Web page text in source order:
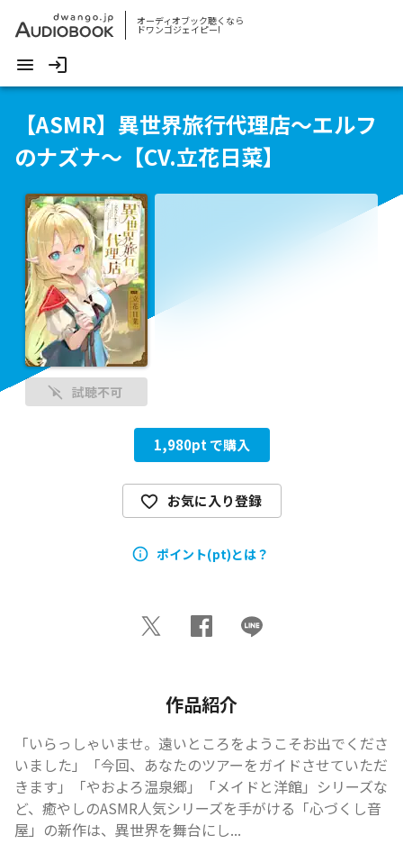
オーディオブック聴くなら
ドワンゴジェイピー!
【ASMR】異世界旅行代理店～エルフ
のナズナ～【CV.立花日菜】
試聴不可
1,980pt で購入
お気に入り登録
ポイント(pt)とは？
作品紹介
「いらっしゃいませ。遠いところをようこそお出でくださ
いました」「今回、あなたのツアーをガイドさせていただ
きます」「やおよろ温泉郷」「メイドと洋館」シリーズな
ど、癒やしのASMR人気シリーズを手がける「心づくし音
屋」の新作は、異世界を舞台にし...